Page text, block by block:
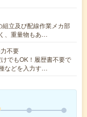
立及び配線作業メカ部
、重量物もあ…
不要
でもOK！履歴書不要で
などを入力す…